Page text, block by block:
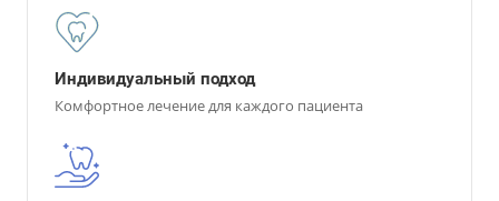
Индивидуальный подход
Комфортное лечение для каждого пациента